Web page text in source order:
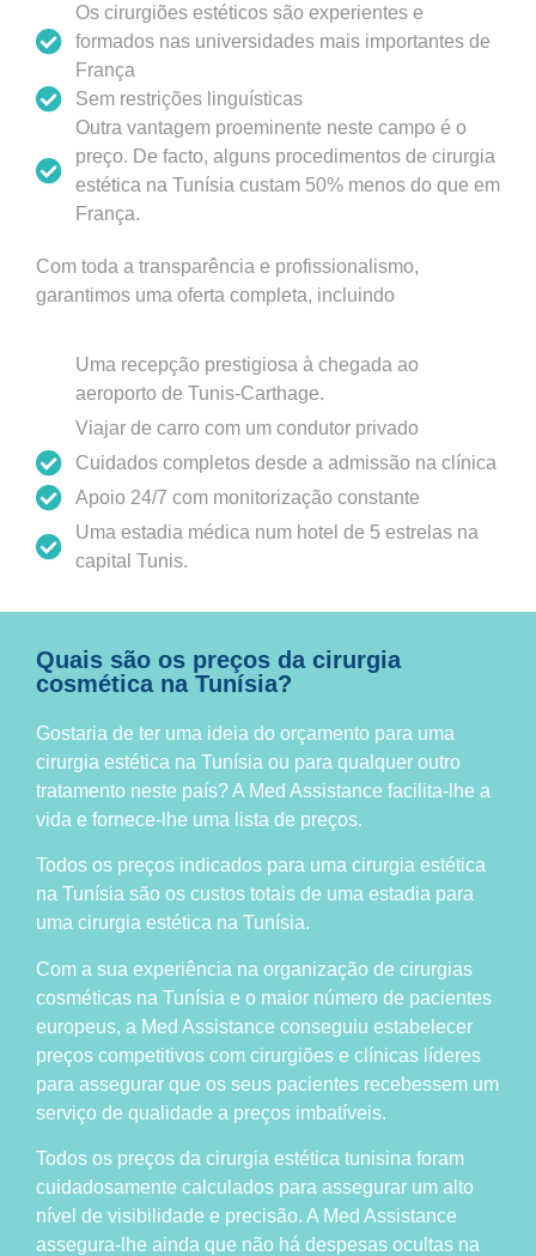
Os cirurgiões estéticos são experientes e
formados nas universidades mais importantes de
França
Sem restrições linguísticas
Outra vantagem proeminente neste campo é o
preço. De facto, alguns procedimentos de cirurgia
estética na Tunísia custam 50% menos do que em
França.
Com toda a transparência e profissionalismo,
garantimos uma oferta completa, incluindo
Uma recepção prestigiosa à chegada ao
aeroporto de Tunis-Carthage.
Viajar de carro com um condutor privado
Cuidados completos desde a admissão na clínica
Apoio 24/7 com monitorização constante
Uma estadia médica num hotel de 5 estrelas na
capital Tunis.
Quais são os preços da cirurgia
cosmética na Tunísia?
Gostaria de ter uma ideia do orçamento para uma
cirurgia estética na Tunísia ou para qualquer outro
tratamento neste país? A Med Assistance facilita-lhe a
vida e fornece-lhe uma lista de preços.
Todos os preços indicados para uma cirurgia estética
na Tunísia são os custos totais de uma estadia para
uma cirurgia estética na Tunísia.
Com a sua experiência na organização de cirurgias
cosméticas na Tunísia e o maior número de pacientes
europeus, a Med Assistance conseguiu estabelecer
preços competitivos com cirurgiões e clínicas líderes
para assegurar que os seus pacientes recebessem um
serviço de qualidade a preços imbatíveis.
Todos os preços da cirurgia estética tunisina foram
cuidadosamente calculados para assegurar um alto
nível de visibilidade e precisão. A Med Assistance
assegura-lhe ainda que não há despesas ocultas na